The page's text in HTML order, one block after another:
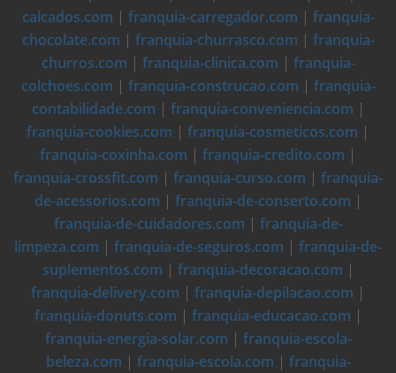
calcados.com | franquia-carregador.com | franquia-
chocolate.com | franquia-churrasco.com | franquia-
churros.com | franquia-clinica.com | franquia-
colchoes.com | franquia-construcao.com | franquia-
contabilidade.com | franquia-conveniencia.com |
franquia-cookies.com | franquia-cosmeticos.com |
franquia-coxinha.com | franquia-credito.com |
franquia-crossfit.com | franquia-curso.com | franquia-
de-acessorios.com | franquia-de-conserto.com |
franquia-de-cuidadores.com | franquia-de-
limpeza.com | franquia-de-seguros.com | franquia-de-
suplementos.com | franquia-decoracao.com |
franquia-delivery.com | franquia-depilacao.com |
franquia-donuts.com | franquia-educacao.com |
franquia-energia-solar.com | franquia-escola-
beleza.com | franquia-escola.com | franquia-